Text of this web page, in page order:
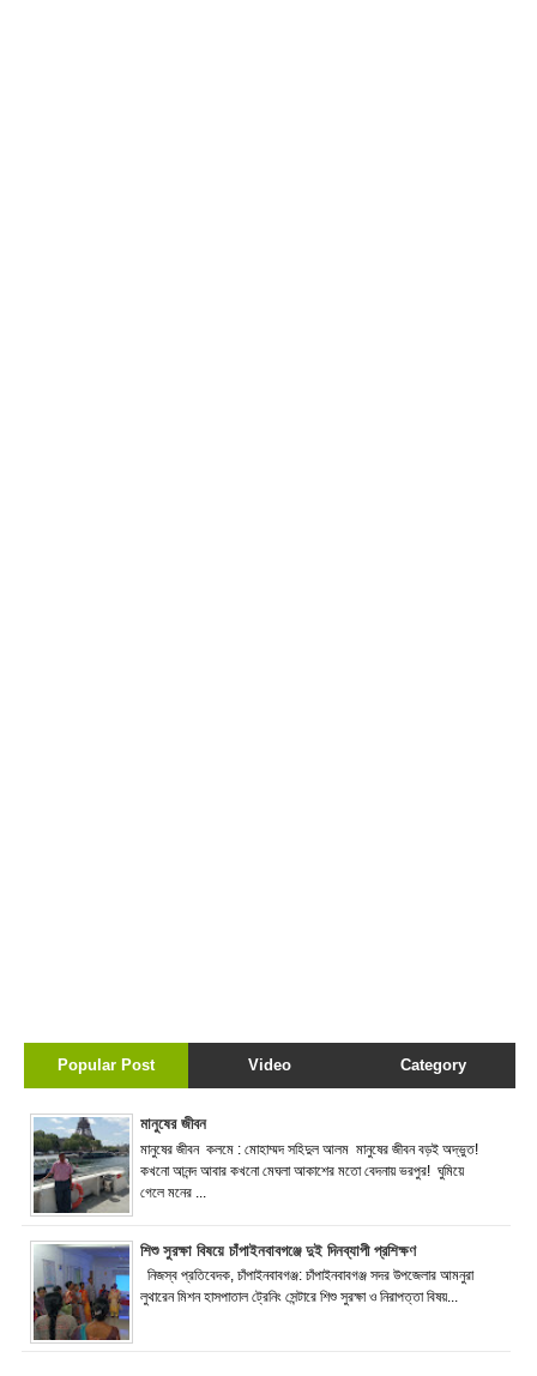
Popular Post Video Category
মানুষের জীবন
মানুষের জীবন কলমে : মোহাম্মদ সহিদুল আলম মানুষের জীবন বড়ই অদ্ভুত!
কখনো আনন্দ আবার কখনো মেঘলা আকাশের মতো বেদনায় ভরপুর! ঘুমিয়ে
গেলে মনের ...
শিশু সুরক্ষা বিষয়ে চাঁপাইনবাবগঞ্জে দুই দিনব্যাপী প্রশিক্ষণ
নিজস্ব প্রতিবেদক, চাঁপাইনবাবগঞ্জ: চাঁপাইনবাবগঞ্জ সদর উপজেলার আমনুরা
লুথারেন মিশন হাসপাতাল ট্রেনিং সেন্টারে শিশু সুরক্ষা ও নিরাপত্তা বিষয়...